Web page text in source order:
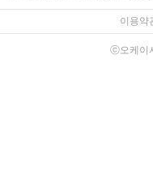
이용약
ⓒ오케이